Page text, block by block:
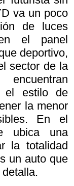
va un poco
de luces
el panel
deportivo,
sector de la
el estilo de
la menor
En el
ubica una
la totalidad
un auto que